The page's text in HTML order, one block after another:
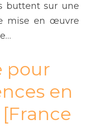
buttent sur une
mise en œuvre
pour
en